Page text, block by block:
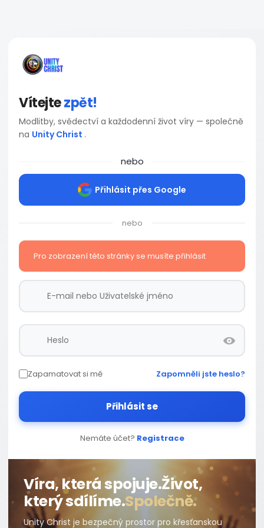
Vítejtezpět!
Modlitby, svědectví a každodenní život víry — společně
na Unity Christ .
nebo
Přihlásit přes Google
nebo
Pro zobrazení této stránky se musíte přihlásit
Zapamatovat si mě Zapomněli jste heslo?
Přihlásit se
Nemáte účet? Registrace
Víra, která spojuje.Život,
který sdílíme.Společně.
Unity Christ je bezpečný prostor pro křesťanskou